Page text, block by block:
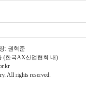
: 권혁준
(한국AX산업협회 내)
All rights reserved.